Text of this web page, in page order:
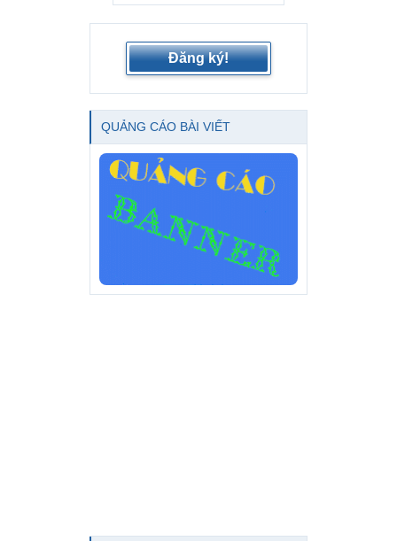
Đăng ký!
QUẢNG CÁO BÀI VIẾT